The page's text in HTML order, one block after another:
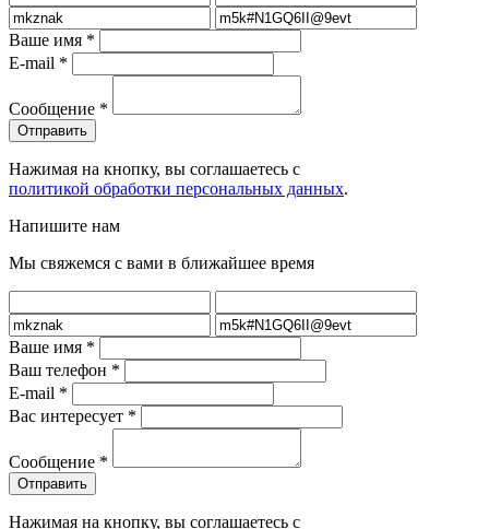
Ваше имя *
E-mail *
Сообщение *
Нажимая на кнопку, вы соглашаетесь с
политикой обработки персональных данных.
Напишите нам
Мы свяжемся с вами в ближайшее время
Ваше имя *
Ваш телефон *
E-mail *
Вас интересует *
Сообщение *
Нажимая на кнопку, вы соглашаетесь с